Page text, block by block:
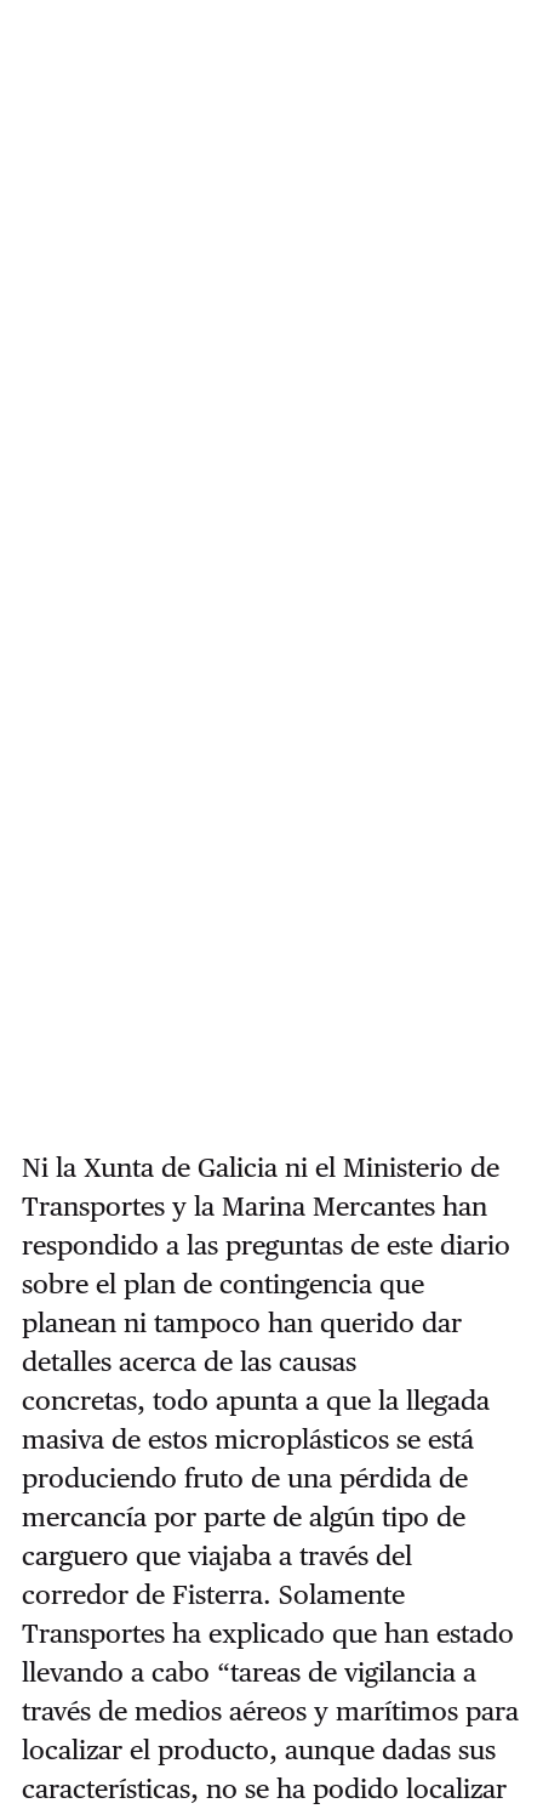
Ni la Xunta de Galicia ni el Ministerio de
Transportes y la Marina Mercantes han
respondido a las preguntas de este diario
sobre el plan de contingencia que
planean ni tampoco han querido dar
detalles acerca de las causas
concretas, todo apunta a que la llegada
masiva de estos microplásticos se está
produciendo fruto de una pérdida de
mercancía por parte de algún tipo de
carguero que viajaba a través del
corredor de Fisterra. Solamente
Transportes ha explicado que han estado
llevando a cabo “tareas de vigilancia a
través de medios aéreos y marítimos para
localizar el producto, aunque dadas sus
características, no se ha podido localizar